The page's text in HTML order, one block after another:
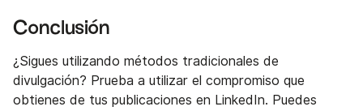
Conclusión
¿Sigues utilizando métodos tradicionales de
divulgación? Prueba a utilizar el compromiso que
obtienes de tus publicaciones en LinkedIn. Puedes